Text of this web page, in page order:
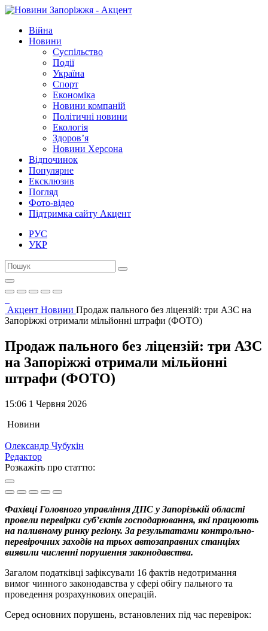
Війна
Новини
Суспільство
Події
Україна
Спорт
Економіка
Новини компаній
Політичні новини
Екологія
Здоров’я
Новини Херсона
Відпочинок
Популярне
Ексклюзив
Погляд
Фото-відео
Підтримка сайту Акцент
РУС
УКР
Акцент Новини Продаж пального без ліцензій: три АЗС на
Запоріжжі отримали мільйонні штрафи (ФОТО)
Продаж пального без ліцензій: три АЗС
на Запоріжжі отримали мільйонні
штрафи (ФОТО)
15:06 1 Червня 2026
Новини
Олександр Чубукін
Редактор
Розкажіть про статтю:
Фахівці Головного управління ДПС у Запорізькій області
провели перевірки суб’єктів господарювання, які працюють
на паливному ринку регіону. За результатами контрольно-
перевірочних заходів на трьох автозаправних станціях
виявили численні порушення законодавства.
Загалом податківці зафіксували 16 фактів недотримання
вимог чинного законодавства у сфері обігу пального та
проведення розрахункових операцій.
Серед основних порушень, встановлених під час перевірок: